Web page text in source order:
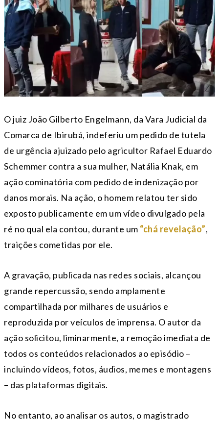
O juiz João Gilberto Engelmann, da Vara Judicial da
Comarca de Ibirubá, indeferiu um pedido de tutela
de urgência ajuizado pelo agricultor Rafael Eduardo
Schemmer contra a sua mulher, Natália Knak, em
ação cominatória com pedido de indenização por
danos morais. Na ação, o homem relatou ter sido
exposto publicamente em um vídeo divulgado pela
ré no qual ela contou, durante um “chá revelação”,
traições cometidas por ele.
A gravação, publicada nas redes sociais, alcançou
grande repercussão, sendo amplamente
compartilhada por milhares de usuários e
reproduzida por veículos de imprensa. O autor da
ação solicitou, liminarmente, a remoção imediata de
todos os conteúdos relacionados ao episódio –
incluindo vídeos, fotos, áudios, memes e montagens
– das plataformas digitais.
No entanto, ao analisar os autos, o magistrado